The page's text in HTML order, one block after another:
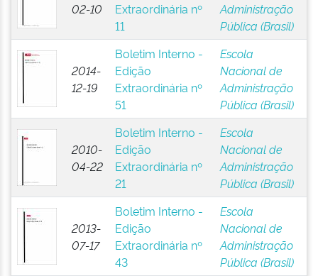
02-10
Extraordinária nº
11
Administração
Pública (Brasil)
2014-
12-19
Boletim Interno -
Edição
Extraordinária nº
51
Escola
Nacional de
Administração
Pública (Brasil)
2010-
04-22
Boletim Interno -
Edição
Extraordinária nº
21
Escola
Nacional de
Administração
Pública (Brasil)
2013-
07-17
Boletim Interno -
Edição
Extraordinária nº
43
Escola
Nacional de
Administração
Pública (Brasil)